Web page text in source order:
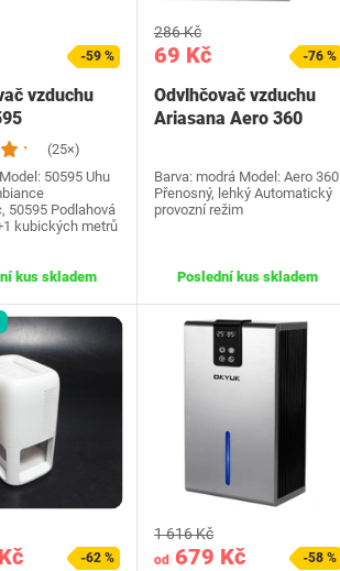
-59 %
vzduchu
(25×)
50595 Uhu
50595 Podlahová
kubických metrů
kus skladem
69 Kč
286 Kč
-76 %
Odvlhčovač vzduchu
Ariasana Aero 360
Barva: modrá Model: Aero 360
Přenosný, lehký Automatický
provozní režim
Poslední kus skladem
-62 % od679 Kč
1 616 Kč
-58 %